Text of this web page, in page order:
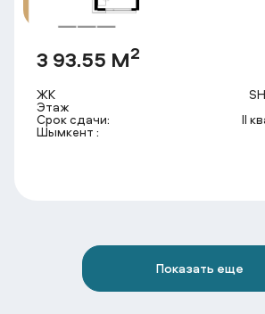
3 93.55 М2
ЖК
Этаж
Срок сдачи: II
Шымкент :
Показать еще